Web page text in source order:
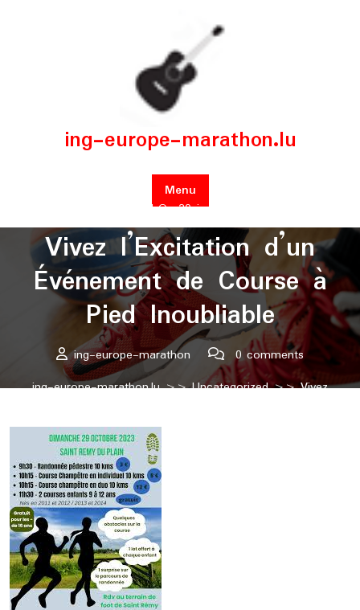
ing-europe-marathon.lu
Menu
Posted On 30 janvier 2026
Vivez l’Excitation d’un
Événement de Course à
Pied Inoubliable
ing-europe-marathon
0 comments
ing-europe-marathon.lu>>Uncategorized>> Vivez